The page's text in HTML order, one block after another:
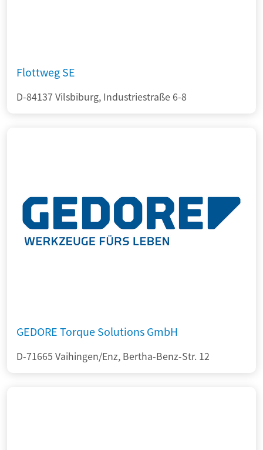
Flottweg SE
D-84137 Vilsbiburg, Industriestraße 6-8
GEDORE Torque Solutions GmbH
D-71665 Vaihingen/Enz, Bertha-Benz-Str. 12